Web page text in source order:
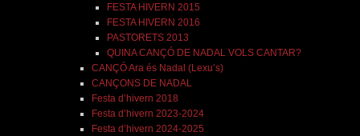
FESTA HIVERN 2015
FESTA HIVERN 2016
PASTORETS 2013
QUINA CANÇÓ DE NADAL VOLS CANTAR?
CANÇÓ Ara és Nadal (Lexu’s)
CANÇONS DE NADAL
Festa d’hivern 2018
Festa d’hivern 2023-2024
Festa d’hivern 2024-2025